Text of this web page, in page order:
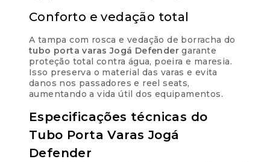
Conforto e vedação total
A tampa com rosca e vedação de borracha do
tubo porta varas Jogá Defender garante
proteção total contra água, poeira e maresia.
Isso preserva o material das varas e evita
danos nos passadores e reel seats,
aumentando a vida útil dos equipamentos.
Especificações técnicas do
Tubo Porta Varas Jogá
Defender